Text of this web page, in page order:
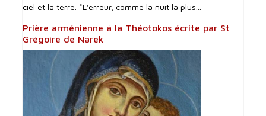
ciel et la terre. *L'erreur, comme la nuit la plus...
Prière arménienne à la Théotokos écrite par St
Grégoire de Narek